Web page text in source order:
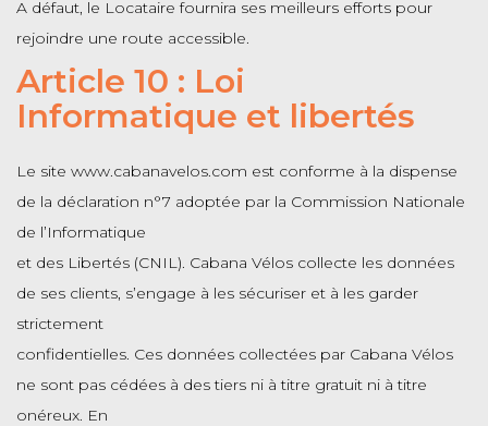
A défaut, le Locataire fournira ses meilleurs efforts pour
rejoindre une route accessible.
Article 10 : Loi
Informatique et libertés
Le site www.cabanavelos.com est conforme à la dispense
de la déclaration n°7 adoptée par la Commission Nationale
de l’Informatique
et des Libertés (CNIL). Cabana Vélos collecte les données
de ses clients, s’engage à les sécuriser et à les garder
strictement
confidentielles. Ces données collectées par Cabana Vélos
ne sont pas cédées à des tiers ni à titre gratuit ni à titre
onéreux. En